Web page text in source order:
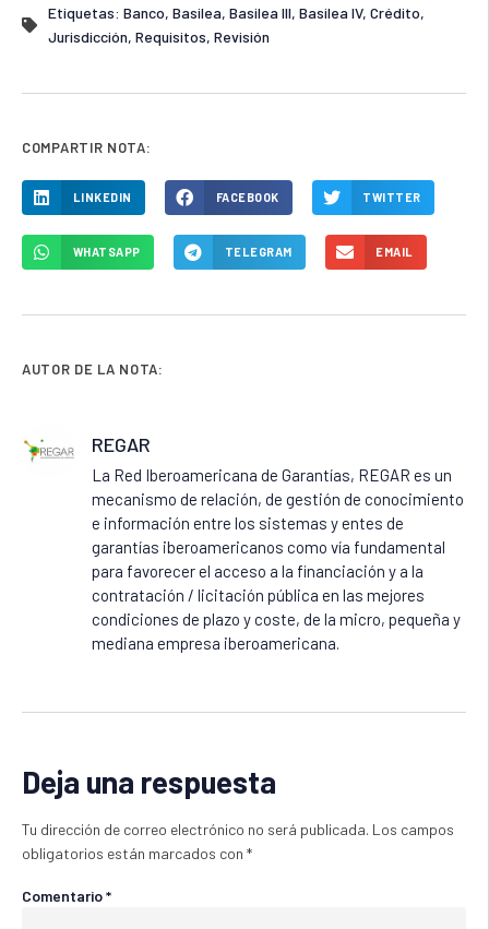
Etiquetas: Banco, Basilea, Basilea III, Basilea IV, Crédito,
Jurisdicción, Requisitos, Revisión
COMPARTIR NOTA:
LINKEDIN FACEBOOK TWITTER
WHATSAPP TELEGRAM EMAIL
AUTOR DE LA NOTA:
REGAR
La Red Iberoamericana de Garantías, REGAR es un
mecanismo de relación, de gestión de conocimiento
e información entre los sistemas y entes de
garantías iberoamericanos como vía fundamental
para favorecer el acceso a la financiación y a la
contratación / licitación pública en las mejores
condiciones de plazo y coste, de la micro, pequeña y
mediana empresa iberoamericana.
Deja una respuesta
Tu dirección de correo electrónico no será publicada. Los campos
obligatorios están marcados con *
Comentario*